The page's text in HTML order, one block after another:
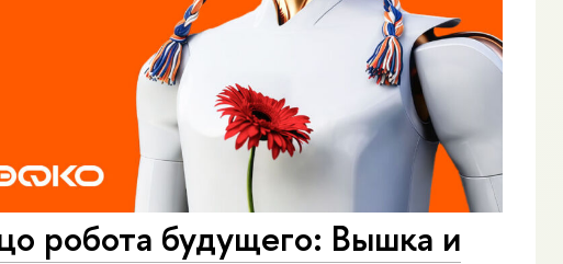
робота будущего: Вышка и